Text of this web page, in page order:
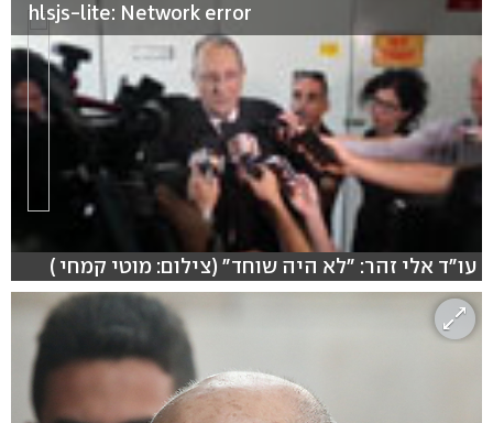
hlsjs-lite: Network error
עו"ד אלי זהר: "לא היה שוחד" (צילום: מוטי קמחי )